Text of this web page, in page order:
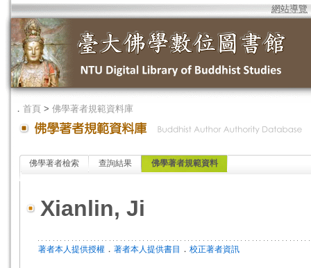
網站導覽
． 首頁 > 佛學著者規範資料庫
佛學著者檢索 查詢結果 佛學著者規範資料
Xianlin, Ji
著者本人提供授權 ． 著者本人提供書目 ． 校正著者資訊